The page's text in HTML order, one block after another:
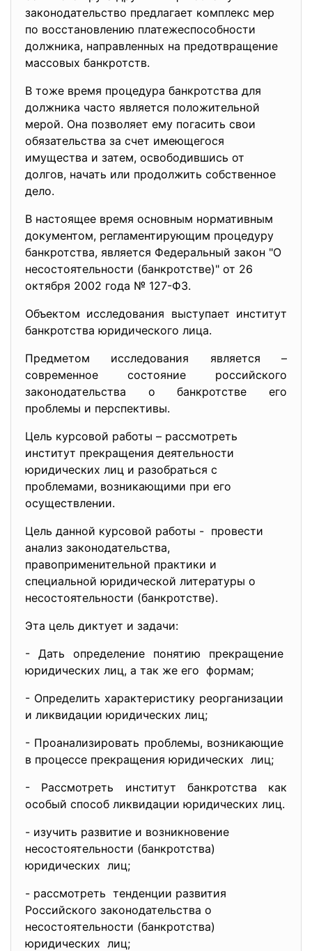
законодательство предлагает комплекс мер
по восстановлению платежеспособности
должника, направленных на предотвращение
массовых банкротств.
В тоже время процедура банкротства для
должника часто является положительной
мерой. Она позволяет ему погасить свои
обязательства за счет имеющегося
имущества и затем, освободившись от
долгов, начать или продолжить собственное
дело.
В настоящее время основным нормативным
документом, регламентирующим процедуру
банкротства, является Федеральный закон "О
несостоятельности (банкротстве)" от 26
октября 2002 года № 127-ФЗ.
Объектом исследования выступает институт
банкротства юридического лица.
Предметом исследования является –
современное состояние российского
законодательства о банкротстве его
проблемы и перспективы.
Цель курсовой работы – рассмотреть
институт прекращения деятельности
юридических лиц и разобраться с
проблемами, возникающими при его
осуществлении.
Цель данной курсовой работы - провести
анализ законодательства,
правоприменительной практики и
специальной юридической литературы о
несостоятельности (банкротстве).
Эта цель диктует и задачи:
- Дать определение понятию прекращение
юридических лиц, а так же его формам;
- Определить характеристику реорганизации
и ликвидации юридических лиц;
- Проанализировать проблемы, возникающие
в процессе прекращения юридических лиц;
- Рассмотреть институт банкротства как
особый способ ликвидации юридических лиц.
- изучить развитие и возникновение
несостоятельности (банкротства)
юридических лиц;
- рассмотреть тенденции развития
Российского законодательства о
несостоятельности (банкротства)
юридических лиц;